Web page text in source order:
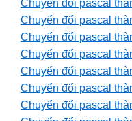
Chuyển đổi pascal
Chuyển đổi pascal
Chuyển đổi pascal
Chuyển đổi pascal
Chuyển đổi pascal
Chuyển đổi pascal
Chuyển đổi pascal